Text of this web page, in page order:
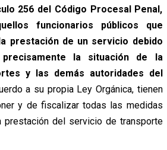
256 del Código Procesal Penal,
funcionarios públicos que
prestación de un servicio debido
precisamente la situación de la
y las demás autoridades del
a su propia Ley Orgánica, tienen
y de fiscalizar todas las medidas
prestación del servicio de transporte